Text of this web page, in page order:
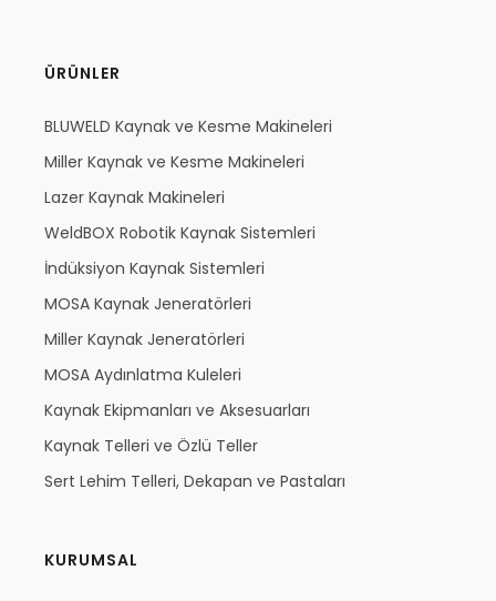
ÜRÜNLER
BLUWELD Kaynak ve Kesme Makineleri
Miller Kaynak ve Kesme Makineleri
Lazer Kaynak Makineleri
WeldBOX Robotik Kaynak Sistemleri
İndüksiyon Kaynak Sistemleri
MOSA Kaynak Jeneratörleri
Miller Kaynak Jeneratörleri
MOSA Aydınlatma Kuleleri
Kaynak Ekipmanları ve Aksesuarları
Kaynak Telleri ve Özlü Teller
Sert Lehim Telleri, Dekapan ve Pastaları
KURUMSAL